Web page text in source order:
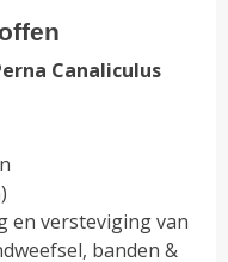
Canaliculus
en versteviging van
banden &